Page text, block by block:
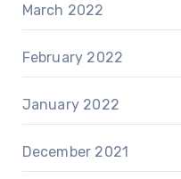
March 2022
February 2022
January 2022
December 2021